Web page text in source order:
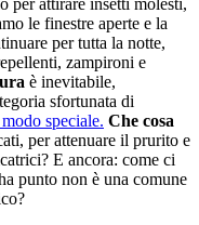
per attirare insetti molesti,
le finestre aperte e la
per tutta la notte,
zampironi e
è inevitabile,
sfortunata di
speciale. Che cosa
per attenuare il prurito e
E ancora: come ci
punto non è una comune